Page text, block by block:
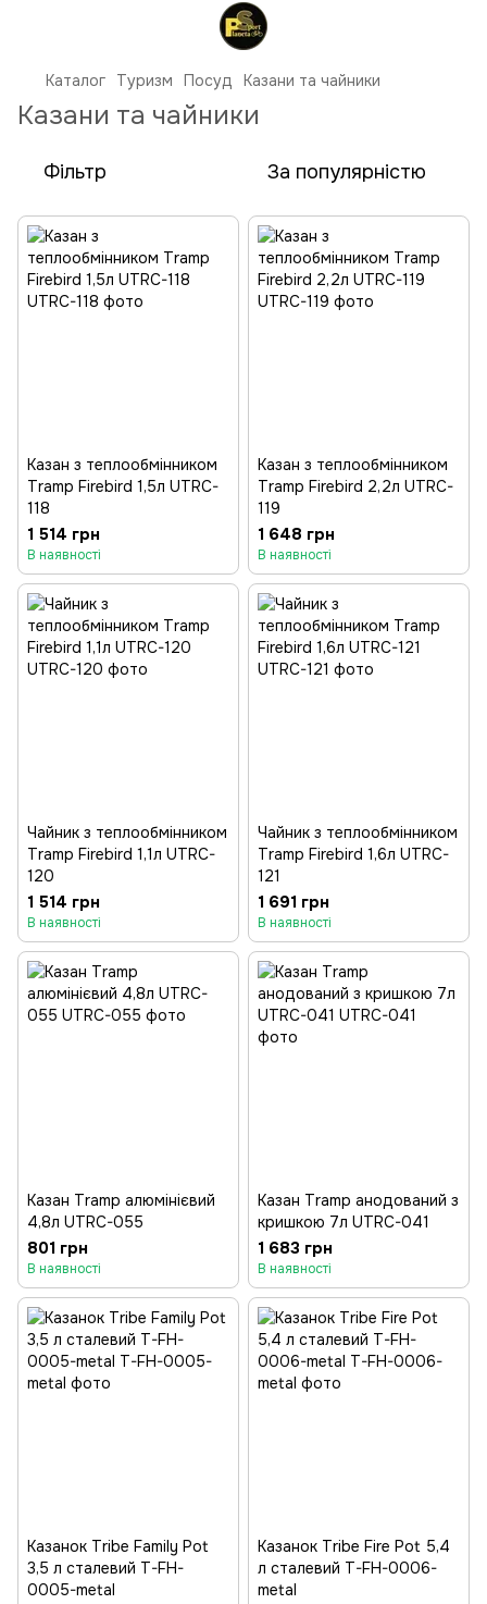
Каталог Туризм Посуд Казани та чайники
Казани та чайники
Фільтр За популярністю
Казан з теплообмінником
Tramp Firebird 1,5л UTRC-
118
1 514 грн
В наявності
Казан з теплообмінником
Tramp Firebird 2,2л UTRC-
119
1 648 грн
В наявності
Чайник з теплообмінником
Tramp Firebird 1,1л UTRC-
120
1 514 грн
В наявності
Чайник з теплообмінником
Tramp Firebird 1,6л UTRC-
121
1 691 грн
В наявності
Казан Tramp алюмінієвий
4,8л UTRC-055
801 грн
В наявності
Казан Tramp анодований з
кришкою 7л UTRC-041
1 683 грн
В наявності
Казанок Tribe Family Pot
3,5 л сталевий T-FH-
0005-metal
Казанок Tribe Fire Pot 5,4
л сталевий T-FH-0006-
metal